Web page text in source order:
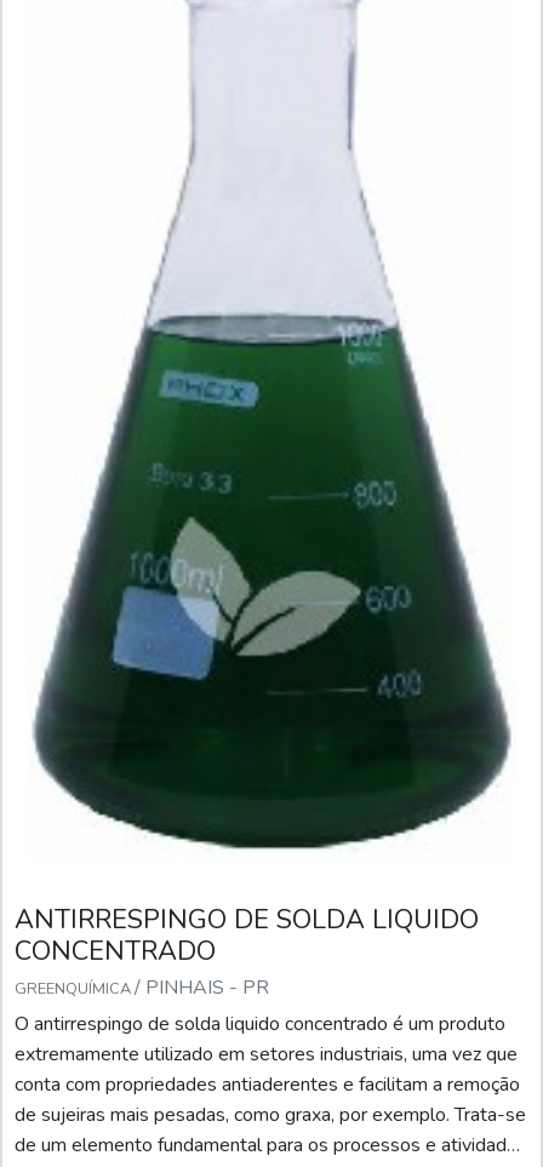
ANTIRRESPINGO DE SOLDA LIQUIDO
CONCENTRADO
GREENQUÍMICA/ PINHAIS - PR
O antirrespingo de solda liquido concentrado é um produto
extremamente utilizado em setores industriais, uma vez que
conta com propriedades antiaderentes e facilitam a remoção
de sujeiras mais pesadas, como graxa, por exemplo. Trata-se
de um elemento fundamental para os processos e atividades